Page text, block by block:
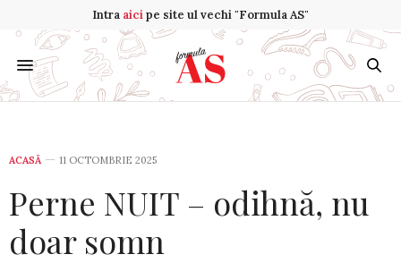
Intra aicipe site ul vechi "Formula AS"
ACASĂ 11 OCTOMBRIE 2025
Perne NUIT – odihnă, nu
doar somn